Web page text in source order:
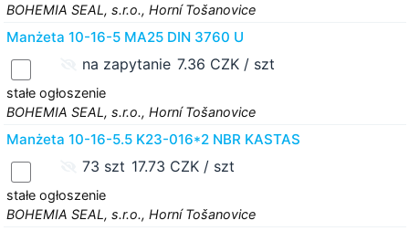
BOHEMIA SEAL, s.r.o., Horní Tošanovice
Manżeta 10-16-5 MA25 DIN 3760 U
na zapytanie 7.36 CZK / szt
stałe ogłoszenie
BOHEMIA SEAL, s.r.o., Horní Tošanovice
Manżeta 10-16-5.5 K23-016*2 NBR KASTAS
73 szt 17.73 CZK / szt
stałe ogłoszenie
BOHEMIA SEAL, s.r.o., Horní Tošanovice